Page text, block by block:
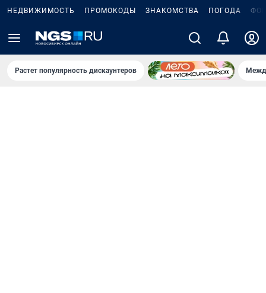
НЕДВИЖИМОСТЬ ПРОМОКОДЫ ЗНАКОМСТВА ПОГОДА
Растет популярность дискаунтеров